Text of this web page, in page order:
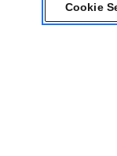
Cookie